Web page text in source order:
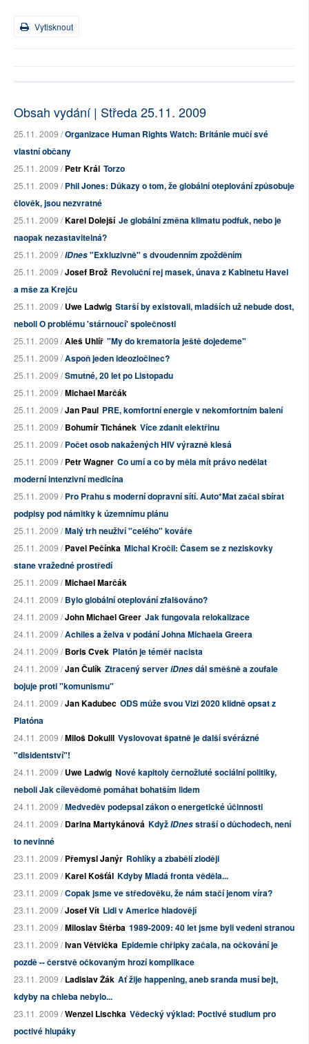
Vytisknout
Obsah vydání | Středa 25.11. 2009
25.11. 2009 /Organizace Human Rights Watch: Británie mučí své
vlastní občany
25.11. 2009 /Petr Král Torzo
25.11. 2009 /Phil Jones: Důkazy o tom, že globální oteplování způsobuje
člověk, jsou nezvratné
25.11. 2009 /Karel Dolejší Je globální změna klimatu podfuk, nebo je
naopak nezastavitelná?
25.11. 2009 /IDnes"Exkluzivně" s dvoudenním zpožděním
25.11. 2009 /Josef Brož Revoluční rej masek, únava z Kabinetu Havel
a mše za Krejču
25.11. 2009 /Uwe Ladwig Starší by existovali, mladších už nebude dost,
neboli O problému 'stárnoucí' společnosti
25.11. 2009 /Aleš Uhlíř "My do krematoria ještě dojedeme"
25.11. 2009 /Aspoň jeden ideozločinec?
25.11. 2009 /Smutné, 20 let po Listopadu
25.11. 2009 /Michael Marčák
25.11. 2009 /Jan Paul PRE, komfortní energie v nekomfortním balení
25.11. 2009 /Bohumír Tichánek Více zdanit elektřinu
25.11. 2009 /Počet osob nakažených HIV výrazně klesá
25.11. 2009 /Petr Wagner Co umí a co by měla mít právo nedělat
moderní intenzivní medicína
25.11. 2009 /Pro Prahu s moderní dopravní sítí. Auto*Mat začal sbírat
podpisy pod námitky k územnímu plánu
25.11. 2009 /Malý trh neuživí "celého" kováře
25.11. 2009 /Pavel Pečínka Michal Kročil: Časem se z neziskovky
stane vražedné prostředí
25.11. 2009 /Michael Marčák
24.11. 2009 /Bylo globální oteplování zfalšováno?
24.11. 2009 /John Michael Greer Jak fungovala relokalizace
24.11. 2009 /Achiles a želva v podání Johna Michaela Greera
24.11. 2009 /Boris Cvek Platón je téměř nacista
24.11. 2009 /Jan Čulík Ztracený serveriDnesdál směšně a zoufale
bojuje proti "komunismu"
24.11. 2009 /Jan Kadubec ODS může svou Vizi 2020 klidně opsat z
Platóna
24.11. 2009 /Miloš Dokulil Vyslovovat špatně je další svérázné
"disidentství"!
24.11. 2009 /Uwe Ladwig Nové kapitoly černožluté sociální politiky,
neboli Jak cílevědomě pomáhat bohatším lidem
24.11. 2009 /Medveděv podepsal zákon o energetické účinnosti
24.11. 2009 /Darina Martykánová KdyžIDnesstraší o důchodech, není
to nevinné
23.11. 2009 /Přemysl Janýr Rohlíky a zbabělí zloději
23.11. 2009 /Karel Košťál Kdyby Mladá fronta věděla...
23.11. 2009 /Copak jsme ve středověku, že nám stačí jenom víra?
23.11. 2009 /Josef Vít Lidi v Americe hladovějí
23.11. 2009 /Miloslav Štěrba 1989-2009: 40 let jsme byli vedeni stranou
23.11. 2009 /Ivan Větvička Epidemie chřipky začala, na očkování je
pozdě -- čerstvě očkovaným hrozí komplikace
23.11. 2009 /Ladislav Žák Ať žije happening, aneb sranda musí bejt,
kdyby na chleba nebylo...
23.11. 2009 /Wenzel Lischka Vědecký výklad: Poctivé studium pro
poctivé hlupáky